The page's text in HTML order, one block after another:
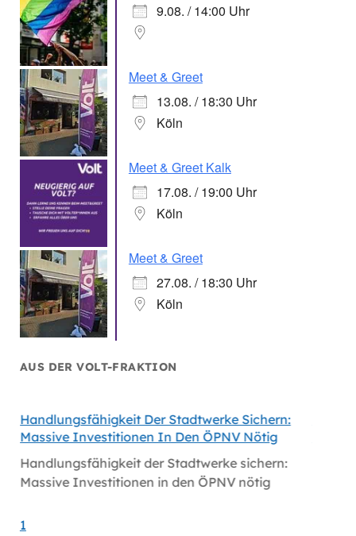
9.08. / 14:00 Uhr
Meet & Greet
13.08. / 18:30 Uhr
Köln
Meet & Greet Kalk
17.08. / 19:00 Uhr
Köln
Meet & Greet
27.08. / 18:30 Uhr
Köln
AUS DER VOLT-FRAKTION
Handlungsfähigkeit Der Stadtwerke Sichern:
Massive Investitionen In Den ÖPNV Nötig
Handlungsfähigkeit der Stadtwerke sichern:
Massive Investitionen in den ÖPNV nötig
1